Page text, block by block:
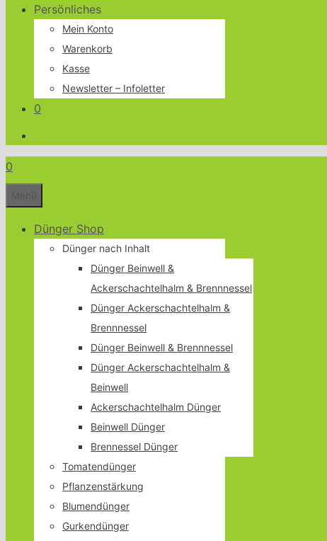
Persönliches
Mein Konto
Warenkorb
Kasse
Newsletter – Infoletter
0
0
Dünger Shop
Dünger nach Inhalt
Dünger Beinwell &
Ackerschachtelhalm & Brennnessel
Dünger Ackerschachtelhalm &
Brennnessel
Dünger Beinwell & Brennnessel
Dünger Ackerschachtelhalm &
Beinwell
Ackerschachtelhalm Dünger
Beinwell Dünger
Brennessel Dünger
Tomatendünger
Pflanzenstärkung
Blumendünger
Gurkendünger